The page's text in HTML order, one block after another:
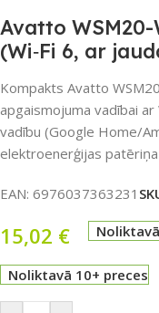
Avatto
(Wi‑Fi 6, ar
Kompakts Avatto
apgaismojuma vadībai
vadību (Google Home/
elektroenerģijas
EAN: 6976037363231
15,02 €
Noliktavā 10+ preces